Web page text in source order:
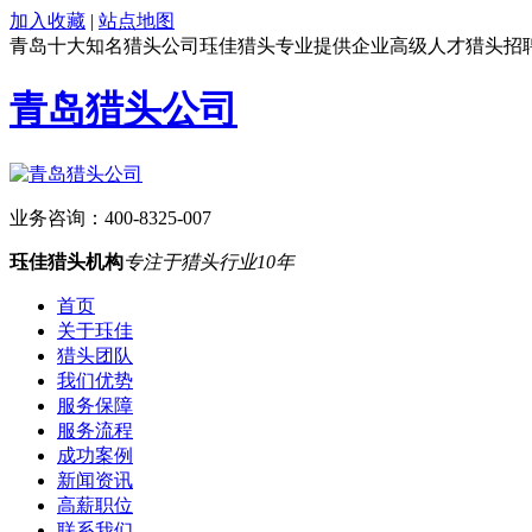
加入收藏 | 站点地图
青岛十大知名猎头公司珏佳猎头专业提供企业高级人才猎头招
青岛猎头公司
业务咨询： 400-8325-007
珏佳猎头机构专注于猎头行业10年
首页
关于珏佳
猎头团队
我们优势
服务保障
服务流程
成功案例
新闻资讯
高薪职位